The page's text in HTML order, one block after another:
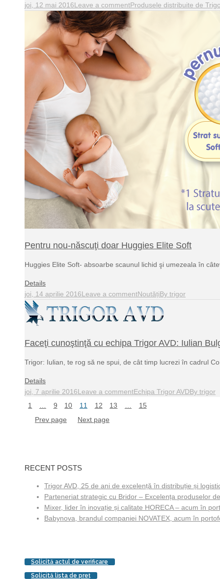
joi, 12 mai 2016Leave a commentProdusele distribuite de
Pentru nou-născuţi doar Huggies Elite Soft
Huggies Elite Soft- absoarbe scaunul lichid şi umezeala în
Details
joi, 14 aprilie 2016Leave a commentNoutățiBy trigor
Faceţi cunoştinţă cu echipa Trigor AVD: Iulian
Trigor: Iulian, te rog să ne spui, de cât timp lucrezi în cadrul
Details
joi, 7 aprilie 2016Leave a commentEchipa Trigor AVDBy trigor
1
9 10 11 12 13
15
Prev page
Next page
RECENT POSTS
Trigor AVD, 25 de ani de excelență în distribuție și
Parteneriat strategic cu Bridor – Excelența produselor
Mixer, lider în inovație și calitate HORECA – acum în
Babynova, brandul companiei NOVATEX, acum în
Solicită actul de verificare
Solicită lista de preţ